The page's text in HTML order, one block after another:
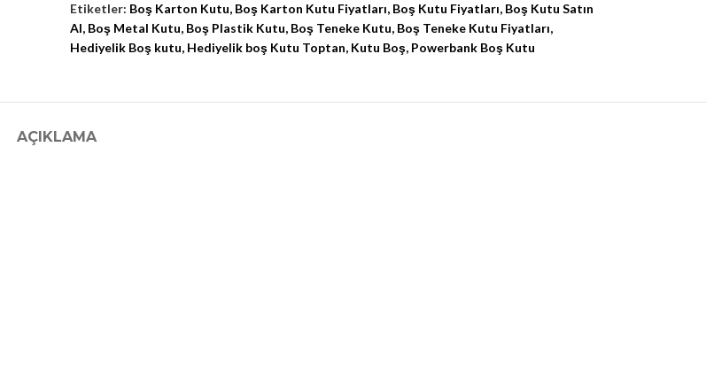
Etiketler: Boş Karton Kutu, Boş Karton Kutu Fiyatları, Boş Kutu Fiyatları, Boş Kutu Satın
Al, Boş Metal Kutu, Boş Plastik Kutu, Boş Teneke Kutu, Boş Teneke Kutu Fiyatları,
Hediyelik Boş kutu, Hediyelik boş Kutu Toptan, Kutu Boş, Powerbank Boş Kutu
AÇIKLAMA